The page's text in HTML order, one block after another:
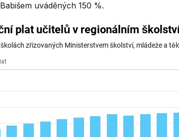
uváděných 150 %.